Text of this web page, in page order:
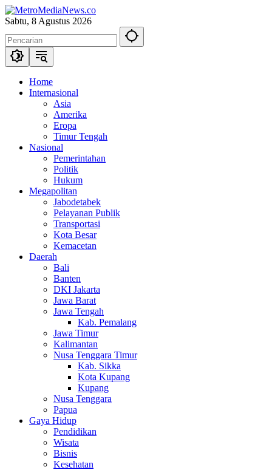
Langsung
ke
Sabtu, 8 Agustus 2026
Home
Internasional
Asia
Amerika
Eropa
Timur Tengah
Nasional
Pemerintahan
Politik
Hukum
Megapolitan
Jabodetabek
Pelayanan Publik
Transportasi
Kota Besar
Kemacetan
Daerah
Bali
Banten
DKI Jakarta
Jawa Barat
Jawa Tengah
Kab. Pemalang
Jawa Timur
Kalimantan
Nusa Tenggara Timur
Kab. Sikka
Kota Kupang
Kupang
Nusa Tenggara
Papua
Gaya Hidup
Pendidikan
Wisata
Bisnis
Kesehatan